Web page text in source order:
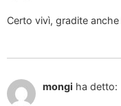
Certo vivì, gradite
mongi ha detto: